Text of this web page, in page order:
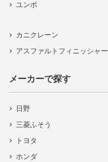
ユンボ
カニクレーン
アスファルトフィニッシャー
メーカーで探す
日野
三菱ふそう
トヨタ
ホンダ